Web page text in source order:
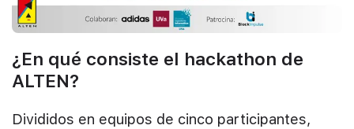
¿En qué consiste el hackathon de
ALTEN?
Divididos en equipos de cinco participantes,